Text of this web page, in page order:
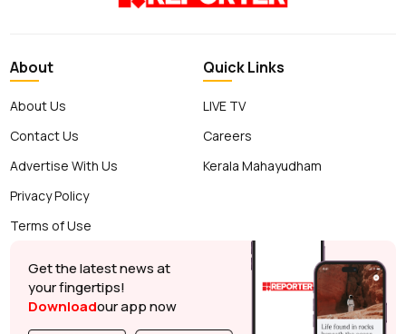
About
About Us
Contact Us
Advertise With Us
Privacy Policy
Terms of Use
Quick Links
LIVE TV
Careers
Kerala Mahayudham
Get the latest news at
your fingertips!
Downloadour app now